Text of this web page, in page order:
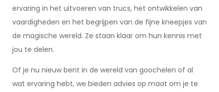
ervaring in het uitvoeren van trucs, het ontwikkelen van
vaardigheden en het begrijpen van de fijne kneepjes van
de magische wereld. Ze staan klaar om hun kennis met
jou te delen.
Of je nu nieuw bent in de wereld van goochelen of al
wat ervaring hebt, we bieden advies op maat om je te